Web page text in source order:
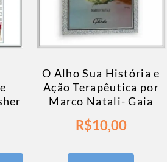
O Alho Sua História e
Ação Terapêutica por
Marco Natali- Gaia
R$10,00